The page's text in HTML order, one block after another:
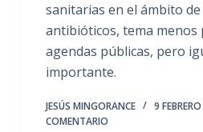
sanitarias en el ámbito
antibióticos, tema
agendas públicas, pero
importante.
JESÚS MINGORANCE 9
COMENTARIO